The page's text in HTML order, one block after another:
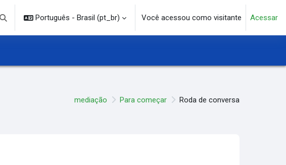
Alternar entrada de pesquisa
Português - Brasil ‎(pt_br)‎ Você acessou como visitante Acessar
mediação Para começar Roda de conversa